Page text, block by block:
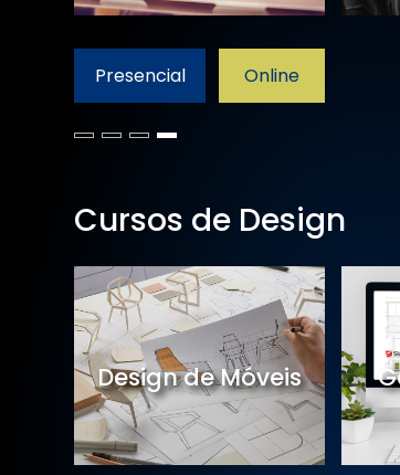
Presencial Online
Cursos de Design
Design de Móveis